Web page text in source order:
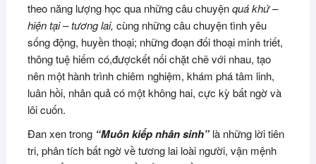
theo năng lượng học qua những câu chuyệnquá khứ –
hiện tại – tương lai, cùng những câu chuyện tình yêu
sống động, huyền thoại; những đoạn đối thoại minh triết,
thông tuệ hiếm có,đượckết nối chặt chẽ với nhau, tạo
nên một hành trình chiêm nghiệm, khám phá tâm linh,
luân hồi, nhân quả có một không hai, cực kỳ bất ngờ và
lôi cuốn.
Đan xen trong “Muôn kiếp nhân sinh”là những lời tiên
tri, phân tích bất ngờ về tương lai loài người, vận mệnh